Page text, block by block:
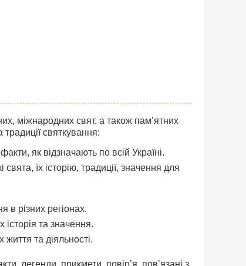
міжнародних свят, а також пам’ятних
традиції святкування:
як відзначають по всій Україні.
свята, їх історію, традиції, значення для
в різних регіонах.
історія та значення.
життя та діяльності.
легенди, прикмети, повір’я, пов’язані з